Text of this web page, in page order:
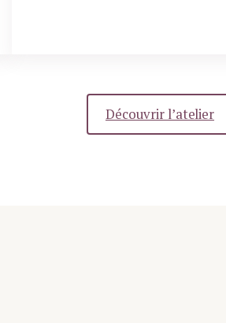
Découvrir l’atelier